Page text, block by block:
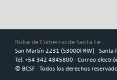
Bolsa de Comercio de Santa Fe
San Martín 2231 (S3000FRW) · Santa
Tel. +54 342 4845800 · Correo
© BCSF · Todos los derechos